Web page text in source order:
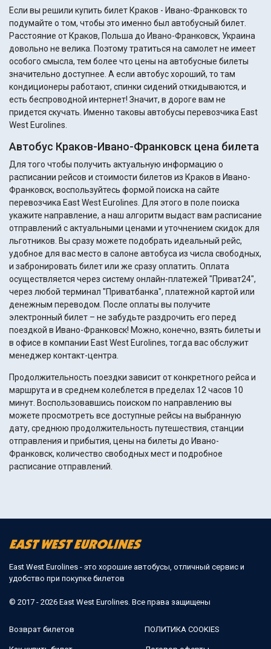
Если вы решили купить билет Краков - Ивано-Франковск то
подумайте о том, чтобы это именно был автобусный билет.
Расстояние от Краков, Польша до Ивано-Франковск, Украина
довольно не велика. Поэтому тратиться на самолет не имеет
особого смысла, тем более что цены на автобусные билеты
значительно доступнее. А если автобус хороший, то там
кондиционеры работают, спинки сидений откидываются, и
есть беспроводной интернет! Значит, в дороге вам не
придется скучать. Именно таковы автобусы перевозчика East
West Eurolines.
Автобус Краков-Ивано-Франковск цена билета
Для того чтобы получить актуальную информацию о
расписании рейсов и стоимости билетов из Краков в Ивано-
Франковск, воспользуйтесь формой поиска на сайте
перевозчика East West Eurolines. Для этого в поле поиска
укажите направление, а наш алгоритм выдаст вам расписание
отправлений с актуальными ценами и уточнением скидок для
льготников. Вы сразу можете подобрать идеальный рейс,
удобное для вас место в салоне автобуса из числа свободных,
и забронировать билет или же сразу оплатить. Оплата
осуществляется через систему онлайн-платежей "Приват24",
через любой терминал "Приватбанка", платежной картой или
денежным переводом. После оплаты вы получите
электронный билет – не забудьте раздрочить его перед
поездкой в Ивано-Франковск! Можно, конечно, взять билеты и
в офисе в компании East West Eurolines, тогда вас обслужит
менеджер контакт-центра.
Продолжительность поездки зависит от конкретного рейса и
маршрута и в среднем колеблется в пределах 12 часов 10
минут. Воспользовавшись поиском по направлению вы
можете просмотреть все доступные рейсы на выбранную
дату, среднюю продолжительность путешествия, станции
отправления и прибытия, цены на билеты до Ивано-
Франковск, количество свободных мест и подробное
расписание отправлений.
East West Eurolines - это хорошие автобусы, отличный сервис и
удобство при покупке билетов
© 2017 - 2026 East West Eurolines. Все права защищены
Возврат билетов ПОЛИТИКА COOKIES